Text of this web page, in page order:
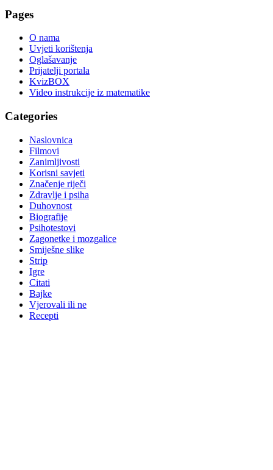
Pages
O nama
Uvjeti korištenja
Oglašavanje
Prijatelji portala
KvizBOX
Video instrukcije iz matematike
Categories
Naslovnica
Filmovi
Zanimljivosti
Korisni savjeti
Značenje riječi
Zdravlje i psiha
Duhovnost
Biografije
Psihotestovi
Zagonetke i mozgalice
Smiješne slike
Strip
Igre
Citati
Bajke
Vjerovali ili ne
Recepti